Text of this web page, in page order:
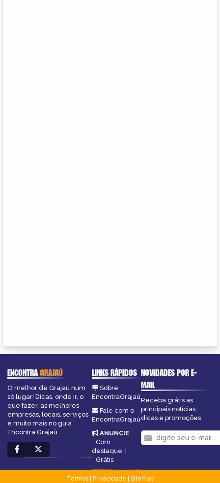
ENCONTRAGRAJAÚ
O melhor de Grajaú num
só lugar! Dicas, onde ir, o
que fazer, as melhores
empresas, locais, serviços
e muito mais no guia
Encontra Grajaú.
LINKS RÁPIDOS
Sobre
EncontraGrajaú
Fale com o
EncontraGrajaú
ANUNCIE:
Com
destaque
Grátis
NOVIDADES POR E-
MAIL
Receba grátis as
principais notícias,
dicas e promoções
Termos| Privacidade
Sitemap